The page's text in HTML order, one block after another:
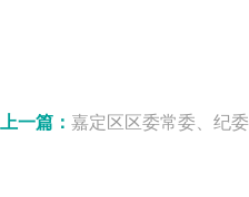
上一篇： 嘉定区区委常委、纪委书记冯捷